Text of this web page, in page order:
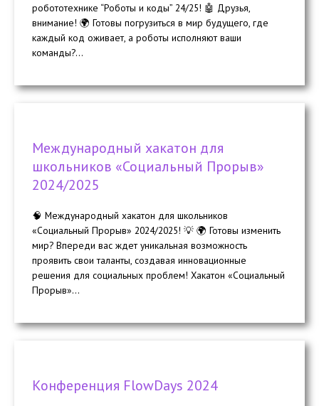
робототехнике “Роботы и коды” 24/25! 🤖 Друзья,
внимание! 🌍 Готовы погрузиться в мир будущего, где
каждый код оживает, а роботы исполняют ваши
команды?...
Международный хакатон для
школьников «Социальный Прорыв»
2024/2025
🧠 Международный хакатон для школьников
«Социальный Прорыв» 2024/2025! 💡 🌍 Готовы изменить
мир? Впереди вас ждет уникальная возможность
проявить свои таланты, создавая инновационные
решения для социальных проблем! Хакатон «Социальный
Прорыв»...
Конференция FlowDays 2024